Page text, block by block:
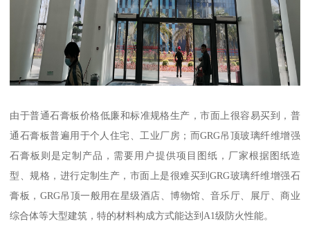
由于普通石膏板价格低廉和标准规格生产，市面上很容易买到，普
通石膏板普遍用于个人住宅、工业厂房；而GRG吊顶玻璃纤维增强
石膏板则是定制产品，需要用户提供项目图纸，厂家根据图纸造
型、规格，进行定制生产，市面上是很难买到GRG玻璃纤维增强石
膏板，GRG吊顶一般用在星级酒店、博物馆、音乐厅、展厅、商业
综合体等大型建筑，特的材料构成方式能达到A1级防火性能。